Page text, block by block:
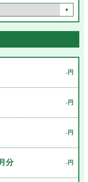
-円
-円
-円
分 -円